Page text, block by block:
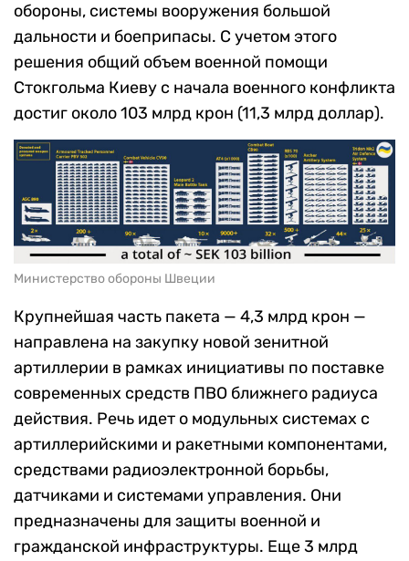
обороны, системы вооружения большой
дальности и боеприпасы. С учетом этого
решения общий объем военной помощи
Стокгольма Киеву с начала военного конфликта
достиг около 103 млрд крон (11,3 млрд доллар).
Министерство обороны Швеции
Крупнейшая часть пакета — 4,3 млрд крон —
направлена на закупку новой зенитной
артиллерии в рамках инициативы по поставке
современных средств ПВО ближнего радиуса
действия. Речь идет о модульных системах с
артиллерийскими и ракетными компонентами,
средствами радиоэлектронной борьбы,
датчиками и системами управления. Они
предназначены для защиты военной и
гражданской инфраструктуры. Еще 3 млрд